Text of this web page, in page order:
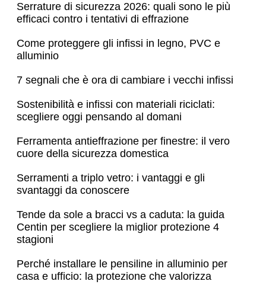
Serrature di sicurezza 2026: quali sono le più
efficaci contro i tentativi di effrazione
Come proteggere gli infissi in legno, PVC e
alluminio
7 segnali che è ora di cambiare i vecchi infissi
Sostenibilità e infissi con materiali riciclati:
scegliere oggi pensando al domani
Ferramenta antieffrazione per finestre: il vero
cuore della sicurezza domestica
Serramenti a triplo vetro: i vantaggi e gli
svantaggi da conoscere
Tende da sole a bracci vs a caduta: la guida
Centin per scegliere la miglior protezione 4
stagioni
Perché installare le pensiline in alluminio per
casa e ufficio: la protezione che valorizza